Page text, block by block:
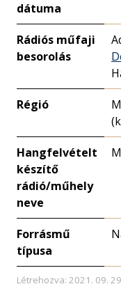
dátuma
Rádiós műfaji
besorolás
Régió
Hangfelvételt
készítő
rádió/műhely
neve
Forrásmű
típusa
Létrehozva: 2021. 09.